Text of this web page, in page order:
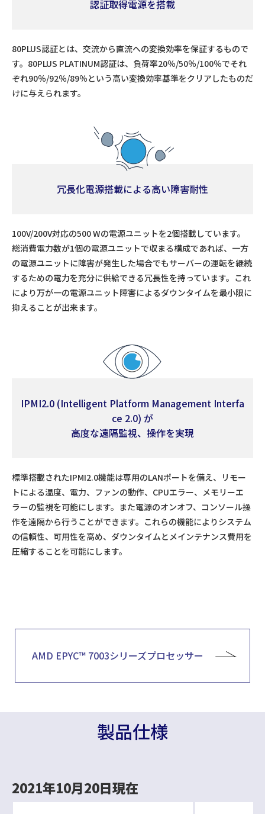
認証取得電源を搭載
80PLUS認証とは、交流から直流への変換効率を保証するもので
す。80PLUS PLATINUM認証は、負荷率20％/50％/100％でそれ
ぞれ90％/92％/89％という高い変換効率基準をクリアしたものだ
けに与えられます。
冗長化電源搭載による高い障害耐性
100V/200V対応の500 Wの電源ユニットを2個搭載しています。
総消費電力数が1個の電源ユニットで収まる構成であれば、一方
の電源ユニットに障害が発生した場合でもサーバーの運転を継続
するための電力を充分に供給できる冗長性を持っています。これ
により万が一の電源ユニット障害によるダウンタイムを最小限に
抑えることが出来ます。
IPMI2.0 (Intelligent Platform Management Interfa
ce 2.0) が
高度な遠隔監視、操作を実現
標準搭載されたIPMI2.0機能は専用のLANポートを備え、リモー
トによる温度、電力、ファンの動作、CPUエラー、メモリーエ
ラーの監視を可能にします。また電源のオンオフ、コンソール操
作を遠隔から行うことができます。これらの機能によりシステム
の信頼性、可用性を高め、ダウンタイムとメインテナンス費用を
圧縮することを可能にします。
AMD EPYC™ 7003シリーズプロセッサー
製品仕様
2021年10月20日現在